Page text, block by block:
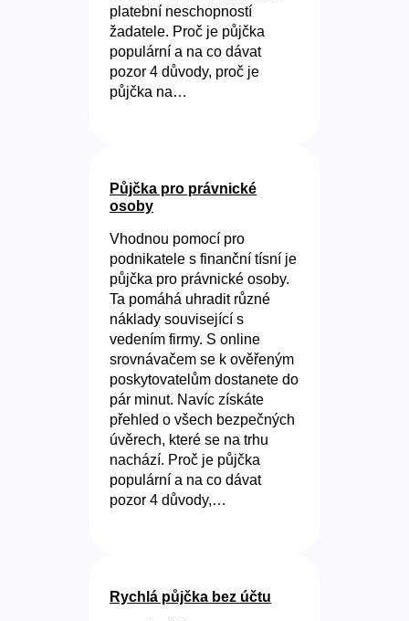
platební neschopností
žadatele. Proč je půjčka
populární a na co dávat
pozor 4 důvody, proč je
půjčka na…
Půjčka pro právnické
osoby
Vhodnou pomocí pro
podnikatele s finanční tísní je
půjčka pro právnické osoby.
Ta pomáhá uhradit různé
náklady související s
vedením firmy. S online
srovnávačem se k ověřeným
poskytovatelům dostanete do
pár minut. Navíc získáte
přehled o všech bezpečných
úvěrech, které se na trhu
nachází. Proč je půjčka
populární a na co dávat
pozor 4 důvody,…
Rychlá půjčka bez účtu